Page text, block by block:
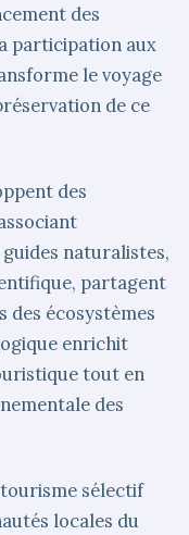
des
participation aux
le voyage
de ce
des
naturalistes,
partagent
des écosystèmes
enrichit
tout en
des
sélectif
locales du